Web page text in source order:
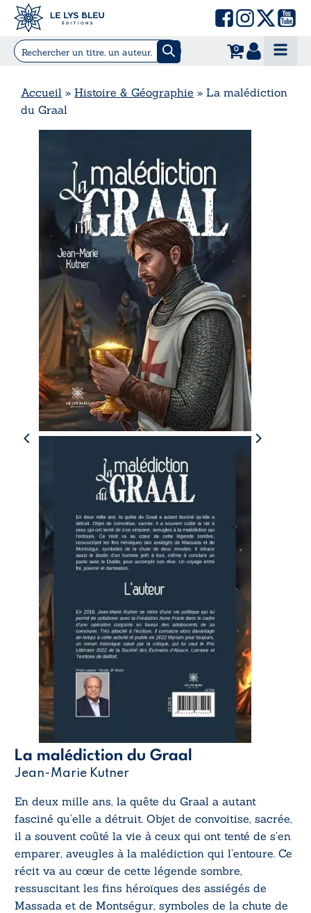
0
Accueil » Histoire & Géographie » La malédiction
du Graal
La malédiction du Graal
Jean-Marie Kutner
En deux mille ans, la quête du Graal a autant
fasciné qu’elle a détruit. Objet de convoitise, sacrée,
il a souvent coûté la vie à ceux qui ont tenté de s’en
emparer, aveugles à la malédiction qui l’entoure. Ce
récit va au cœur de cette légende sombre,
ressuscitant les fins héroïques des assiégés de
Massada et de Montségur, symboles de la chute de